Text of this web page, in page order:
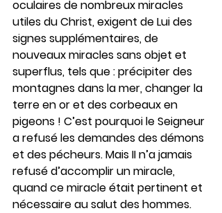
oculaires de nombreux miracles
utiles du Christ, exigent de Lui des
signes supplémentaires, de
nouveaux miracles sans objet et
superflus, tels que : précipiter des
montagnes dans la mer, changer la
terre en or et des corbeaux en
pigeons ! C’est pourquoi le Seigneur
a refusé les demandes des démons
et des pécheurs. Mais II n’a jamais
refusé d’accomplir un miracle,
quand ce miracle était pertinent et
nécessaire au salut des hommes.